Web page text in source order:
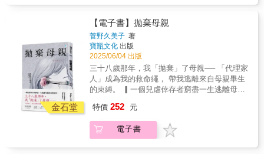
隱蔽、無需陰謀也自然黑箱化、無需惡意也侵
蝕民主。人民必須透過持續要求資訊透明化、
審查申請、媒體告發等手段抗爭，才能捍衛民
主與透明行政。「看見黑塗，質問黑塗，拒絕
平庸之惡，才能守住未來。」對臺灣讀者而
言，本書是一面鏡子，也是一次警示：我們的
官方文件有沒有被塗黑？我們是否也開始不在
意「真相」這件事？我們是否也默默接受「看
不到」就是一種常態？
竟發生了什麼？《台灣史上最大罷免》完整回
歷史發展與法政背景，更深入街頭與基層，訪
談十二位參與罷免行動者，讓當事人自己說
話。受訪者包括花蓮國中教師「葉霸」葉春
蓮、通靈少女劉柏君、教育者陳世雄、出家法
師釋正定、罷免團體志工阿美⋯⋯看這些平日
毫無交集的人，如何共同以身體與信念實踐他
們心中的公民責任。他們不是職業政治人物，
師、校長、家庭主婦⋯⋯他們用樸素的語言，
說出深刻的道理；他們用平凡的身分，做出不
平凡的選擇；他們用真實的行動，詮釋什麼叫
獸，對居於裡面的成員，往往同時滋養又同時
傷害。--譚蕙芸在外人眼中，這是個模範的幸福
家庭。?母擁有中產的經濟能?；?女於公開考試
成績優異，堪稱「會考狀元」，優越的條件，?
以讓他們在九七前移民加拿?。之後，作者輾轉
返港讀書、就業，成為專業深受肯定的記者，
也是頂尖大學新聞系的老師。然而在她心中，
沒有一刻不為原生家庭的外在形象與內在的巨
大差異而痛苦。哥哥在離港前已有情緒問題，
重於一切的作風下，未能持續就醫。而家人沒
有積極融入移民社會，在孤立的大屋中，彼此
間充滿張力卻又沒有邊界的互動，累積成過度
金石堂
【電子書】拋棄母親
菅野久美子 著
寶瓶文化 出版
2025/06/04 出版
三十八歲那年，我「拋棄」了母親── 「代理家
人」成為我的救命繩， 帶我逃離來自母親畢生
的束縛。 ▎一個兒虐倖存者窮盡一生逃離母親
虐待的時候， ▎是我唯一能得到「母愛」的時
刻&hellip;&hellip; 「四歲的我無數次被母親殺
死，在父親的書房裡徘徊於生死邊緣。」 作者
特價 252 元
電子書